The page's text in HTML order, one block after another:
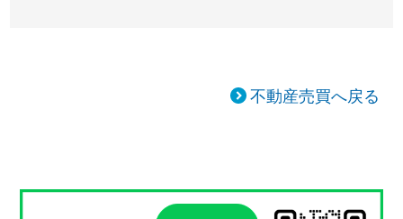
不動産売買へ戻る